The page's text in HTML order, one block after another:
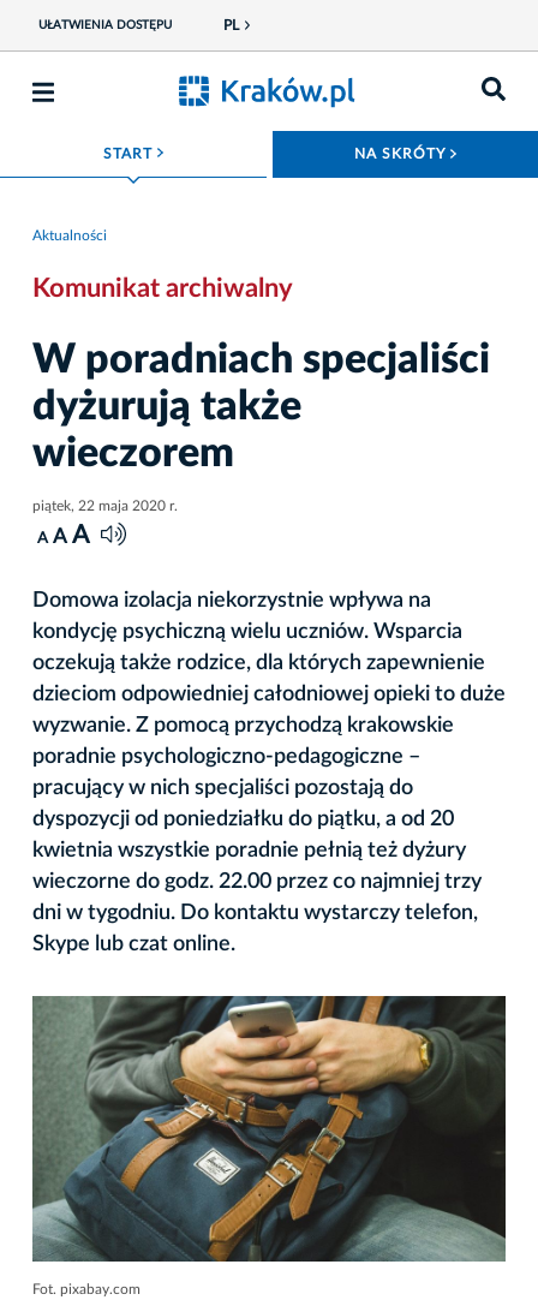
UŁATWIENIA DOSTĘPU PL
START ROZWIŃ MENU NA SKRÓTY
Aktualności
Komunikat archiwalny
W poradniach specjaliści
dyżurują także
wieczorem
piątek, 22 maja 2020 r.
A A A
Domowa izolacja niekorzystnie wpływa na
kondycję psychiczną wielu uczniów. Wsparcia
oczekują także rodzice, dla których zapewnienie
dzieciom odpowiedniej całodniowej opieki to duże
wyzwanie. Z pomocą przychodzą krakowskie
poradnie psychologiczno-pedagogiczne –
pracujący w nich specjaliści pozostają do
dyspozycji od poniedziałku do piątku, a od 20
kwietnia wszystkie poradnie pełnią też dyżury
wieczorne do godz. 22.00 przez co najmniej trzy
dni w tygodniu. Do kontaktu wystarczy telefon,
Skype lub czat online.
Fot. pixabay.com